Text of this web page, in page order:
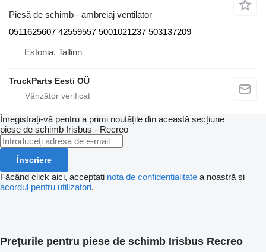
Piesă de schimb - ambreiaj ventilator
0511625607 42559557 5001021237 503137209
Estonia, Tallinn
TruckParts Eesti OÜ
Înregistrați-vă pentru a primi noutățile din această secțiune
piese de schimb Irisbus - Recreo
Înscriere
Făcând click aici, acceptați nota de confidențialitate a noastră și
acordul pentru utilizatori.
Prețurile pentru piese de schimb Irisbus Recreo